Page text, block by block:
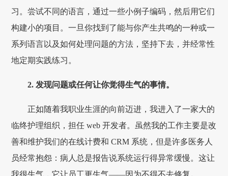
习。尝试不同的语言，通过一些小例子编码，然后用它们
构建小的项目。一旦你找到了能与你产生共鸣的一种或一
系列语言以及如何处理问题的方法，坚持下去，并经常性
地定期实践练习。
2. 发现问题或任何让你觉得生气的事情。
正如随着我职业生涯的向前迈进，我进入了一家大的
临终护理组织，担任 web 开发者。虽然我的工作主要是改
善和维护我们的在线计费和 CRM 系统，但是许多医务人
员经常抱怨：病人总是报告说系统运行得异常缓慢。这让
我很生气，它让员工更生气——因为不得不去修复。